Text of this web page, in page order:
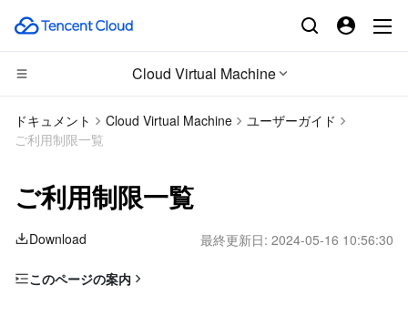
Cloud Virtual Machine
CDN とエッジ プラットフォーム
Tencent Cloud EdgeOne
Content Delivery Network
Enterprise Content Delivery Network
Anti-DDoS
コンピューティング
Cloud Virtual Machine
Tencent Cloud Lighthouse
BM Cloud Physical Machine
高性能コンピューティング
Batch Compute
Hyper Computing Cluster
エッジコンピューティング
Edge Computing Machine
コンテナ
ドキュメント Cloud Virtual Machine
ユーザーガイド
ご利用制限一覧
ご利用制限一覧
Download 最終更新日: 2024-05-16 10:56:30
このページの案内